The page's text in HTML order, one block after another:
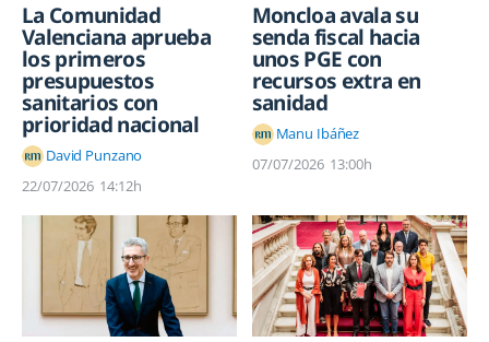
La Comunidad
Valenciana aprueba
los primeros
presupuestos
sanitarios con
prioridad nacional
David Punzano
22/07/2026 14:12h
Moncloa avala su
senda fiscal hacia
unos PGE con
recursos extra en
sanidad
Manu Ibáñez
07/07/2026 13:00h